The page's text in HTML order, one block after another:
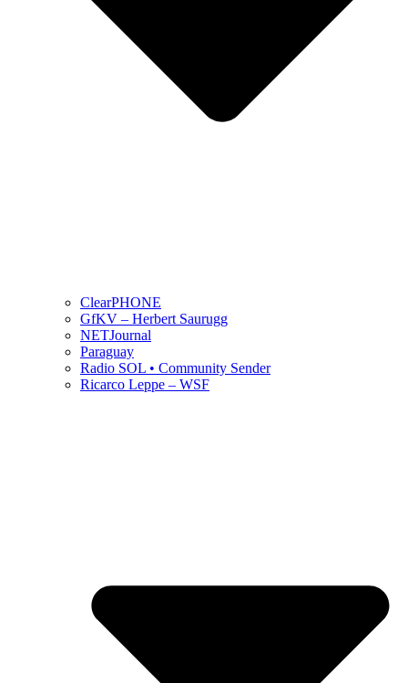
ClearPHONE
GfKV – Herbert Saurugg
NETJournal
Paraguay
Radio SOL • Community Sender
Ricarco Leppe – WSF